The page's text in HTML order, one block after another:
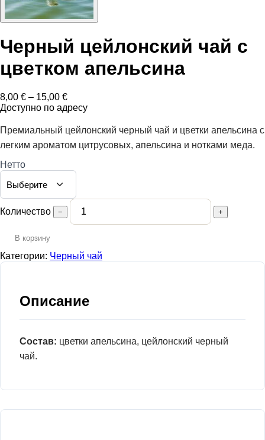
Черный цейлонский чай с
цветком апельсина
8,00 € – 15,00 €Диапазон
цен:
–
Доступно по адресу
Премиальный цейлонский черный чай и цветки апельсина с
легким ароматом цитрусовых, апельсина и нотками меда.
Нетто
Количество − +
В корзину
Категории: Черный чай
Описание
Состав: цветки апельсина, цейлонский черный
чай.